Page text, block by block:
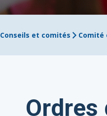
Conseils et comités
Ordres